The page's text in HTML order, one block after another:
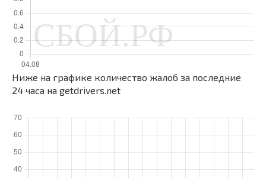
Ниже на графике количество жалоб за последние
24 часа на getdrivers.net